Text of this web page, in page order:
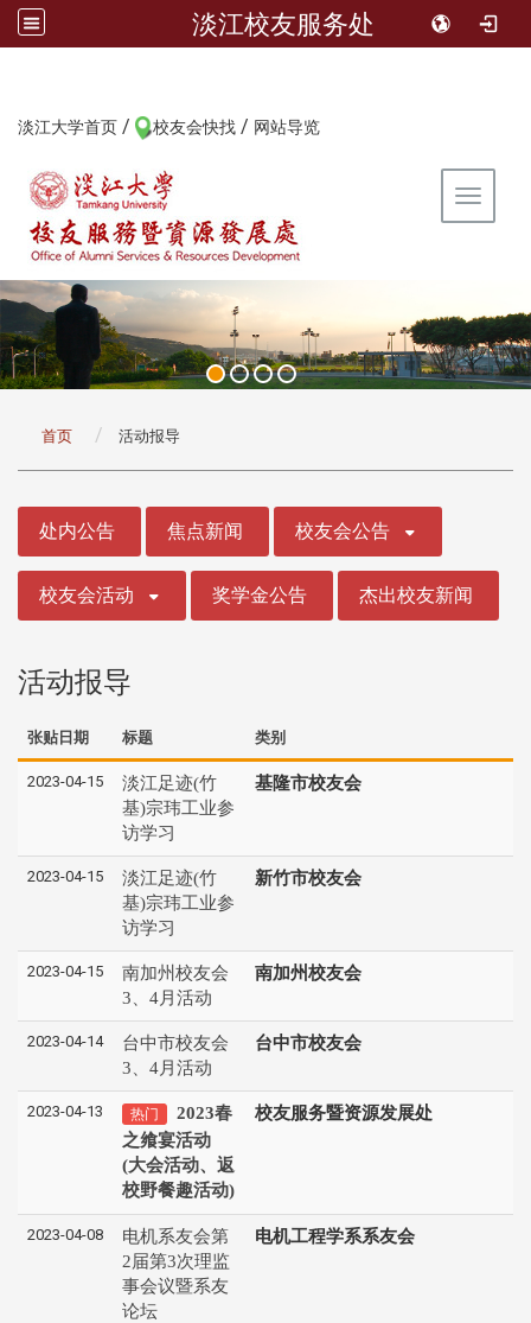
淡江校友服务处
淡江大学首页 / 校友会快找 / 网站导览
Toggle
首页 活动报导
处内公告 焦点新闻 校友会公告
校友会活动 奖学金公告 杰出校友新闻
活动报导
张贴日期 标题 类别
2023-04-15
淡江足迹(竹
基)宗玮工业参
访学习
基隆市校友会
2023-04-15
淡江足迹(竹
基)宗玮工业参
访学习
新竹市校友会
2023-04-15
南加州校友会
3、4月活动
南加州校友会
2023-04-14
台中市校友会
3、4月活动
台中市校友会
2023-04-13 热门
2023春
之飨宴活动
(大会活动、返
校野餐趣活动)
校友服务暨资源发展处
2023-04-08
电机系友会第
2届第3次理监
事会议暨系友
论坛
电机工程学系系友会